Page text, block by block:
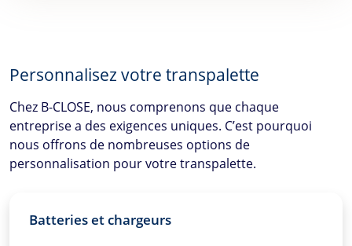
Personnalisez votre transpalette
Chez B-CLOSE, nous comprenons que chaque
entreprise a des exigences uniques. C’est pourquoi
nous offrons de nombreuses options de
personnalisation pour votre transpalette.
Batteries et chargeurs